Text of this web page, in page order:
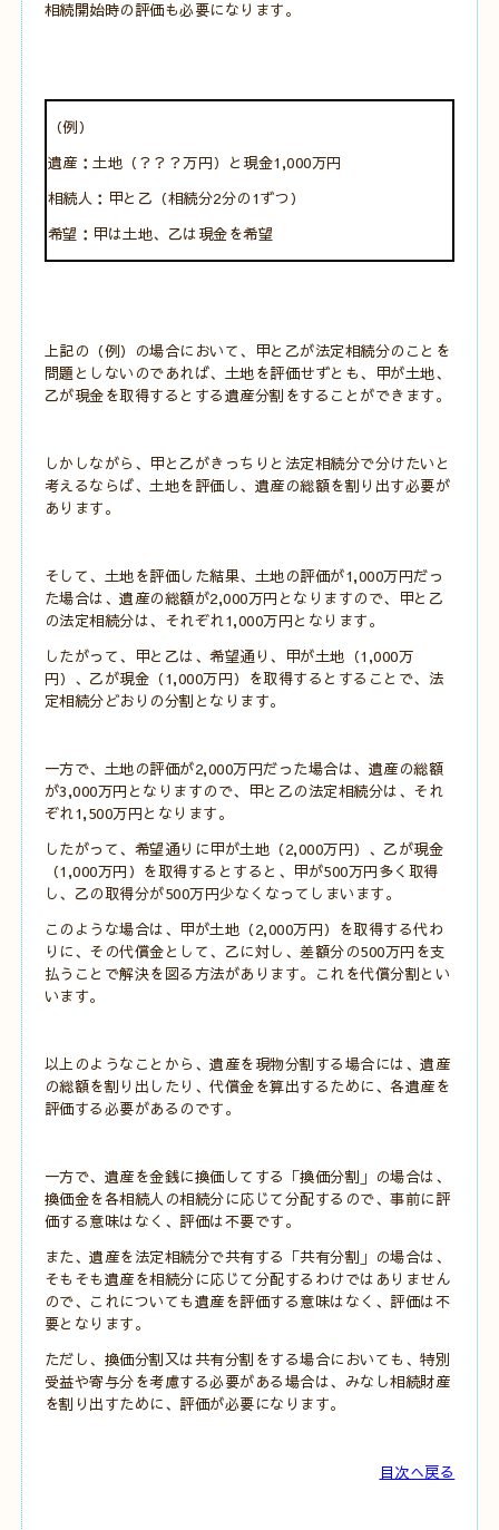
相続開始時の評価も必要になります。
（例）
遺産：土地（？？？万円）と現金1,000万円
相続人：甲と乙（相続分2分の1ずつ）
希望：甲は土地、乙は現金を希望
上記の（例）の場合において、甲と乙が法定相続分のことを
問題としないのであれば、土地を評価せずとも、甲が土地、
乙が現金を取得するとする遺産分割をすることができます。
しかしながら、甲と乙がきっちりと法定相続分で分けたいと
考えるならば、土地を評価し、遺産の総額を割り出す必要が
あります。
そして、土地を評価した結果、土地の評価が1,000万円だっ
た場合は、遺産の総額が2,000万円となりますので、甲と乙
の法定相続分は、それぞれ1,000万円となります。
したがって、甲と乙は、希望通り、甲が土地（1,000万
円）、乙が現金（1,000万円）を取得するとすることで、法
定相続分どおりの分割となります。
一方で、土地の評価が2,000万円だった場合は、遺産の総額
が3,000万円となりますので、甲と乙の法定相続分は、それ
ぞれ1,500万円となります。
したがって、希望通りに甲が土地（2,000万円）、乙が現金
（1,000万円）を取得するとすると、甲が500万円多く取得
し、乙の取得分が500万円少なくなってしまいます。
このような場合は、甲が土地（2,000万円）を取得する代わ
りに、その代償金として、乙に対し、差額分の500万円を支
払うことで解決を図る方法があります。これを代償分割とい
います。
以上のようなことから、遺産を現物分割する場合には、遺産
の総額を割り出したり、代償金を算出するために、各遺産を
評価する必要があるのです。
一方で、遺産を金銭に換価してする「換価分割」の場合は、
換価金を各相続人の相続分に応じて分配するので、事前に評
価する意味はなく、評価は不要です。
また、遺産を法定相続分で共有する「共有分割」の場合は、
そもそも遺産を相続分に応じて分配するわけではありません
ので、これについても遺産を評価する意味はなく、評価は不
要となります。
ただし、換価分割又は共有分割をする場合においても、特別
受益や寄与分を考慮する必要がある場合は、みなし相続財産
を割り出すために、評価が必要になります。
目次へ戻る